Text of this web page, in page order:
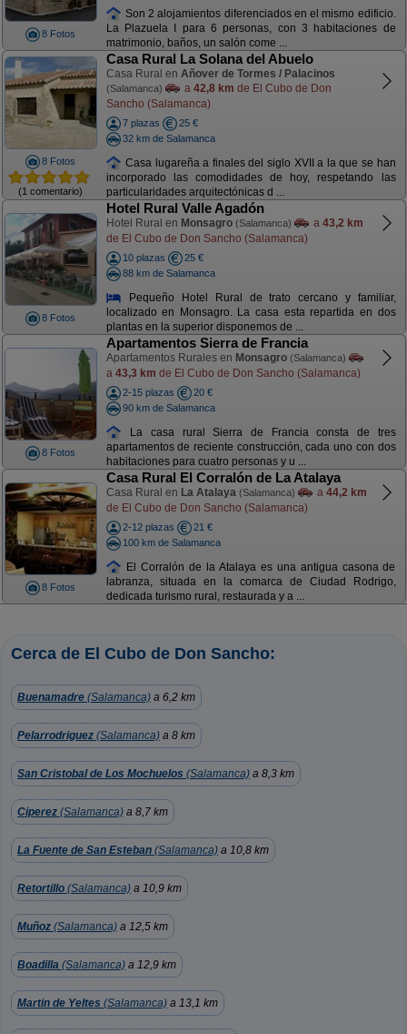
8 Fotos
Son 2 alojamientos diferenciados en el mismo edificio.
La Plazuela I para 6 personas, con 3 habitaciones de
matrimonio, baños, un salón come ...
8 Fotos
(1 comentario)
Casa Rural La Solana del Abuelo
Casa Rural en Añover de Tormes / Palacinos
(Salamanca) a 42,8 km de El Cubo de Don
Sancho (Salamanca)
7 plazas
25 €
32 km de Salamanca
Casa lugareña a finales del siglo XVII a la que se han
incorporado las comodidades de hoy, respetando las
particularidades arquitectónicas d ...
8 Fotos
Hotel Rural Valle Agadón
Hotel Rural en Monsagro (Salamanca) a 43,2 km
de El Cubo de Don Sancho (Salamanca)
10 plazas
25 €
88 km de Salamanca
Pequeño Hotel Rural de trato cercano y familiar,
localizado en Monsagro. La casa esta repartida en dos
plantas en la superior disponemos de ...
8 Fotos
Apartamentos Sierra de Francia
Apartamentos Rurales en Monsagro (Salamanca)
a 43,3 km de El Cubo de Don Sancho (Salamanca)
2-15 plazas
20 €
90 km de Salamanca
La casa rural Sierra de Francia consta de tres
apartamentos de reciente construcción, cada uno con dos
habitaciones para cuatro personas y u ...
8 Fotos
Casa Rural El Corralón de La Atalaya
Casa Rural en La Atalaya (Salamanca) a 44,2 km
de El Cubo de Don Sancho (Salamanca)
2-12 plazas
21 €
100 km de Salamanca
El Corralón de la Atalaya es una antigua casona de
labranza, situada en la comarca de Ciudad Rodrigo,
dedicada turismo rural, restaurada y a ...
Cerca de El Cubo de Don Sancho:
Buenamadre (Salamanca) a 6,2 km
Pelarrodriguez (Salamanca) a 8 km
San Cristobal de Los Mochuelos (Salamanca) a 8,3 km
Ciperez (Salamanca) a 8,7 km
La Fuente de San Esteban (Salamanca) a 10,8 km
Retortillo (Salamanca) a 10,9 km
Muñoz (Salamanca) a 12,5 km
Boadilla (Salamanca) a 12,9 km
Martin de Yeltes (Salamanca) a 13,1 km